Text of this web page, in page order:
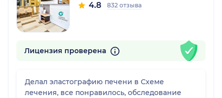
4.8 832 отзыва
Лицензия проверена
Делал эластографию печени в Схеме
лечения, все понравилось, обследование